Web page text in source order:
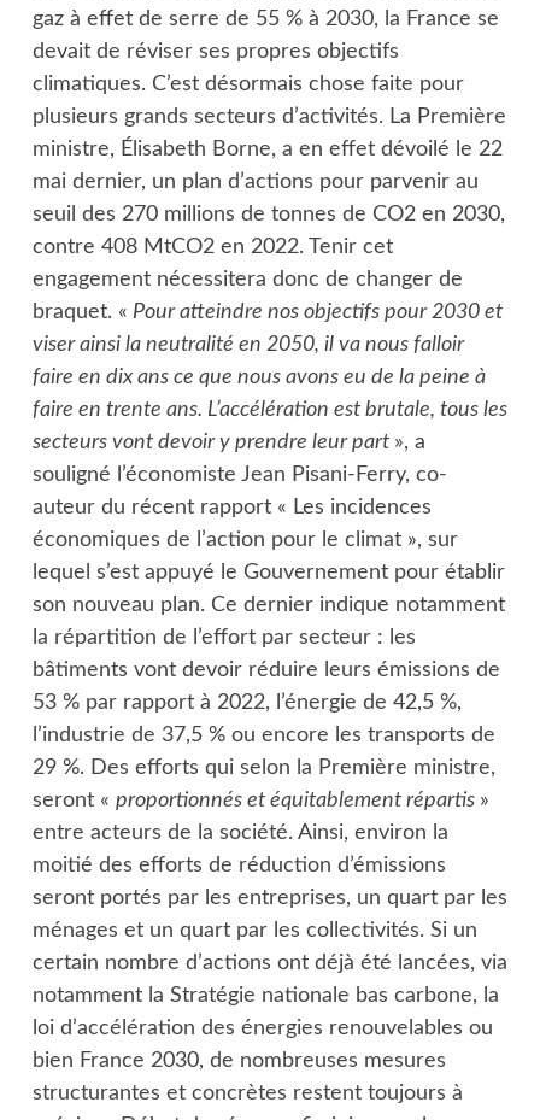
gaz à effet de serre de 55 % à 2030, la France se
devait de réviser ses propres objectifs
climatiques. C’est désormais chose faite pour
plusieurs grands secteurs d’activités. La Première
ministre, Élisabeth Borne, a en effet dévoilé le 22
mai dernier, un plan d’actions pour parvenir au
seuil des 270 millions de tonnes de CO2 en 2030,
contre 408 MtCO2 en 2022. Tenir cet
engagement nécessitera donc de changer de
braquet. « Pour atteindre nos objectifs pour 2030 et
viser ainsi la neutralité en 2050, il va nous falloir
faire en dix ans ce que nous avons eu de la peine à
faire en trente ans. L’accélération est brutale, tous les
secteurs vont devoir y prendre leur part », a
souligné l’économiste Jean Pisani-Ferry, co-
auteur du récent rapport « Les incidences
économiques de l’action pour le climat », sur
lequel s’est appuyé le Gouvernement pour établir
son nouveau plan. Ce dernier indique notamment
la répartition de l’effort par secteur : les
bâtiments vont devoir réduire leurs émissions de
53 % par rapport à 2022, l’énergie de 42,5 %,
l’industrie de 37,5 % ou encore les transports de
29 %. Des efforts qui selon la Première ministre,
seront « proportionnés et équitablement répartis »
entre acteurs de la société. Ainsi, environ la
moitié des efforts de réduction d’émissions
seront portés par les entreprises, un quart par les
ménages et un quart par les collectivités. Si un
certain nombre d’actions ont déjà été lancées, via
notamment la Stratégie nationale bas carbone, la
loi d’accélération des énergies renouvelables ou
bien France 2030, de nombreuses mesures
structurantes et concrètes restent toujours à